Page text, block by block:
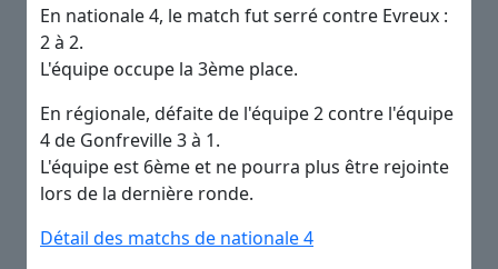
En nationale 4, le match fut serré contre Evreux :
2 à 2.
L'équipe occupe la 3ème place.
En régionale, défaite de l'équipe 2 contre l'équipe
4 de Gonfreville 3 à 1.
L'équipe est 6ème et ne pourra plus être rejointe
lors de la dernière ronde.
Détail des matchs de nationale 4